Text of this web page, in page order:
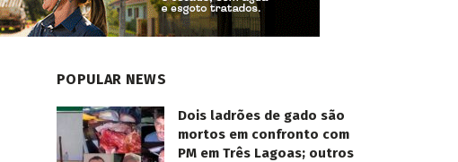
POPULAR NEWS
Dois ladrões de gado são
mortos em confronto com
PM em Três Lagoas; outros